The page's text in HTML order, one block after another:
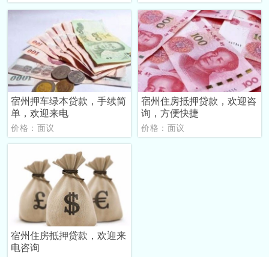
宿州押车绿本贷款，手续简
单，欢迎来电
价格：面议
宿州住房抵押贷款，欢迎咨
询，方便快捷
价格：面议
宿州住房抵押贷款，欢迎来
电咨询